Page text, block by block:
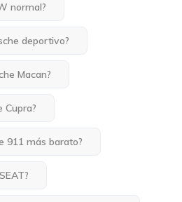
normal?
deportivo?
Macan?
Cupra?
911 más barato?